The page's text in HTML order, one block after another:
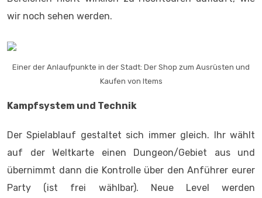
wir noch sehen werden.
Einer der Anlaufpunkte in der Stadt: Der Shop zum Ausrüsten und
Kaufen von Items
Kampfsystem und Technik
Der Spielablauf gestaltet sich immer gleich. Ihr wählt
auf der Weltkarte einen Dungeon/Gebiet aus und
übernimmt dann die Kontrolle über den Anführer eurer
Party (ist frei wählbar). Neue Level werden